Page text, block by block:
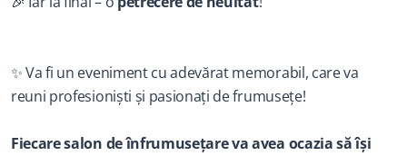
✨ Va fi un eveniment cu adevărat memorabil, care va
reuni profesioniști și pasionați de frumusețe!
Fiecare salon de înfrumusețare va avea ocazia să își